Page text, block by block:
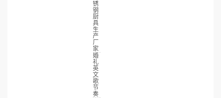
锈
钢
厨
具
生
产
厂
家
婚
礼
英
文
歌
节
奏